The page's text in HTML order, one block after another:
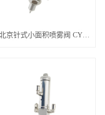
北京针式小面积喷雾阀 CY7870